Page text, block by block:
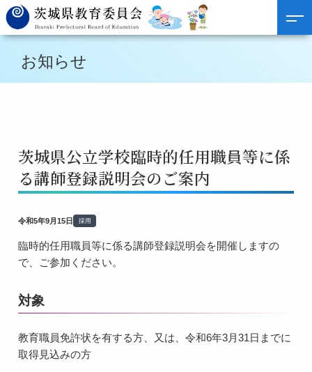
お知らせ
茨城県公立学校臨時的任用職員等に係
る講師登録説明会のご案内
令和5年9月15日 採用
臨時的任用職員等に係る講師登録説明会を開催しますの
で、ご参加ください。
対象
教育職員免許状を有する方、又は、令和6年3月31日までに
取得見込みの方